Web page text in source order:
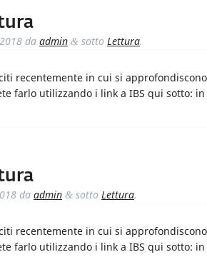
da admin & sotto Lettura.
recentemente in cui si
farlo utilizzando i link a IBS qui sotto:
da admin & sotto Lettura.
recentemente in cui si
farlo utilizzando i link a IBS qui sotto: